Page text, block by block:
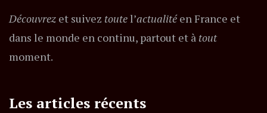
Découvrez et suivez toutel’actualitéen France et
dans le monde en continu, partout et à tout
moment.
Les articles récents